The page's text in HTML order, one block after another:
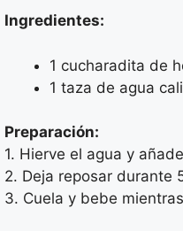
Ingredientes:
1 cucharadita de
1 taza de agua
Preparación:
1. Hierve el agua y
2. Deja reposar durante
3. Cuela y bebe